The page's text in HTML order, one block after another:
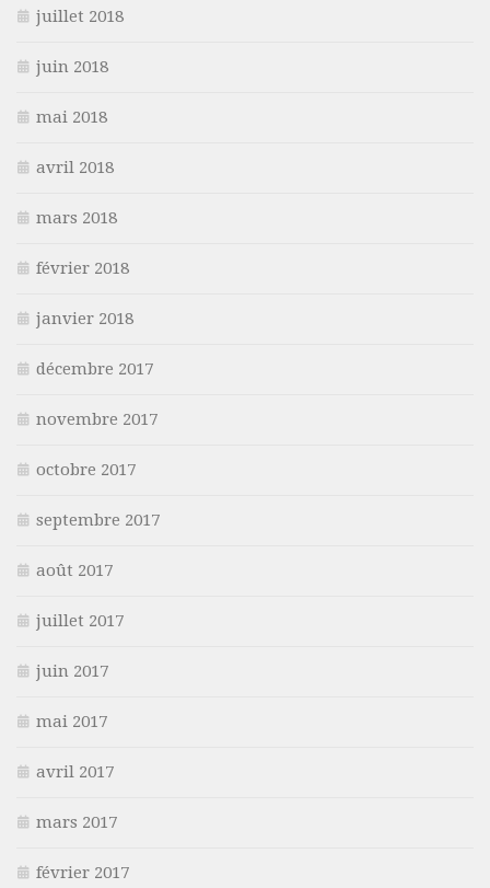
juillet 2018
juin 2018
mai 2018
avril 2018
mars 2018
février 2018
janvier 2018
décembre 2017
novembre 2017
octobre 2017
septembre 2017
août 2017
juillet 2017
juin 2017
mai 2017
avril 2017
mars 2017
février 2017